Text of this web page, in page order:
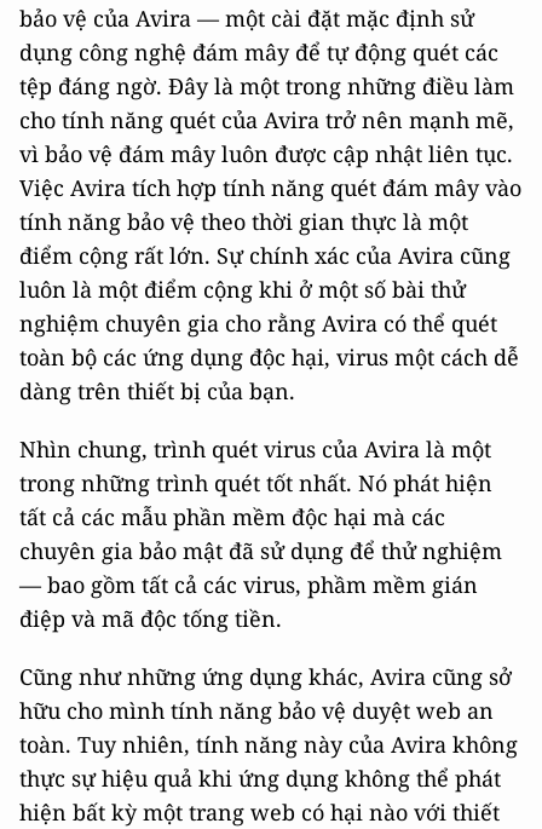
bảo vệ của Avira — một cài đặt mặc định sử
dụng công nghệ đám mây để tự động quét các
tệp đáng ngờ. Đây là một trong những điều làm
cho tính năng quét của Avira trở nên mạnh mẽ,
vì bảo vệ đám mây luôn được cập nhật liên tục.
Việc Avira tích hợp tính năng quét đám mây vào
tính năng bảo vệ theo thời gian thực là một
điểm cộng rất lớn. Sự chính xác của Avira cũng
luôn là một điểm cộng khi ở một số bài thử
nghiệm chuyên gia cho rằng Avira có thể quét
toàn bộ các ứng dụng độc hại, virus một cách dễ
dàng trên thiết bị của bạn.
Nhìn chung, trình quét virus của Avira là một
trong những trình quét tốt nhất. Nó phát hiện
tất cả các mẫu phần mềm độc hại mà các
chuyên gia bảo mật đã sử dụng để thử nghiệm
— bao gồm tất cả các virus, phầm mềm gián
điệp và mã độc tống tiền.
Cũng như những ứng dụng khác, Avira cũng sở
hữu cho mình tính năng bảo vệ duyệt web an
toàn. Tuy nhiên, tính năng này của Avira không
thực sự hiệu quả khi ứng dụng không thể phát
hiện bất kỳ một trang web có hại nào với thiết